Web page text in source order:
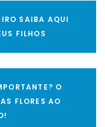
SAIBA AQUI
FILHOS
O
FLORES AO